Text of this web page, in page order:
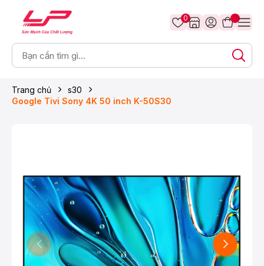
0
Trang chủ
s30
Google Tivi Sony 4K 50 inch K-50S30